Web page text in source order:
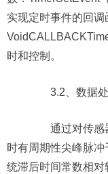
实现定时事件的回调
时和控制。
3.2、数据处
通过对传感器
时有周期性尖峰脉
统滞后时间常数相